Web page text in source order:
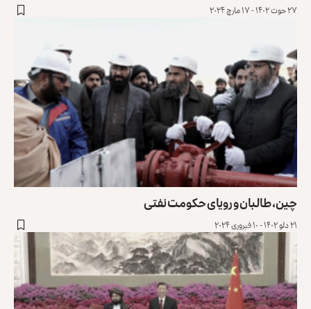
۲۷ حوت ۱۴۰۲ - ۱۷ مارچ ۲۰۲۴
چین، طالبان و رویای حکومت نفتی
۲۱ دلو ۱۴۰۲ - ۱۰ فبروری ۲۰۲۴